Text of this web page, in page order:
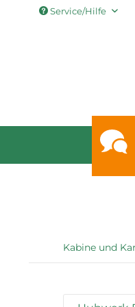
Service/Hilfe
&
Kabine und